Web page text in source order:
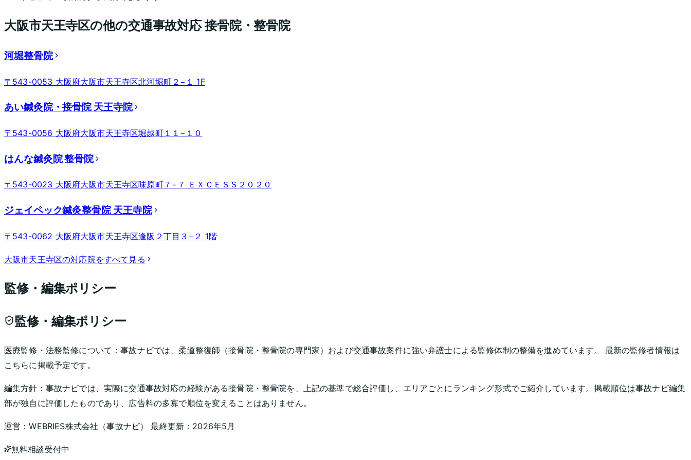
大阪市天王寺区の他の交通事故対応 接骨院・整骨院
河堀整骨院
〒543-0053 大阪府大阪市天王寺区北河堀町２−１ 1F
あい鍼灸院・接骨院 天王寺院
〒543-0056 大阪府大阪市天王寺区堀越町１１−１０
はんな鍼灸院 整骨院
〒543-0023 大阪府大阪市天王寺区味原町７−７ ＥＸＣＥＳＳ２０２０
ジェイペック鍼灸整骨院 天王寺院
〒543-0062 大阪府大阪市天王寺区逢阪２丁目３−２ 1階
大阪市天王寺区の対応院をすべて見る
監修・編集ポリシー
監修・編集ポリシー
医療監修・法務監修について：事故ナビでは、柔道整復師（接骨院・整骨院の専門家）および交通事故案件に強い弁護士による監修体制の整備を進めています。 最新の監修者情報は
こちらに掲載予定です。
編集方針： 事故ナビでは、実際に交通事故対応の経験がある接骨院・整骨院を、上記の基準で総合評価し、エリアごとにランキング形式でご紹介しています。掲載順位は事故ナビ編集
部が独自に評価したものであり、広告料の多寡で順位を変えることはありません。
運営：WEBRIES株式会社 （事故ナビ） 最終更新： 2026年5月
無料相談受付中